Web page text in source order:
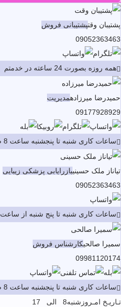
پشتیبان وقتپشتیبانی فروش
09052363463
همه روزه بصورت 24 ساعته در خدمتم
حمیدرضا میرزادهمدیریت
09177928929
ساعات کاری شنبه تا پنجشنبه ساعت 8 صبح لغایت 21 عصر
تیاناز ملک حسینیبازرایابی پزشکی زیبایی
09052363463
ساعات کاری شنبه تا پنج شنبه از ساعت 8 الی 17
سمیرا صالحیکارشناس فروش
09981120174
ساعات کاری شنبه تا پنجشنبه ساعت 8 صبح لغایت 5 عصر
تـاریـخ امـروز شنبه8 الی 17